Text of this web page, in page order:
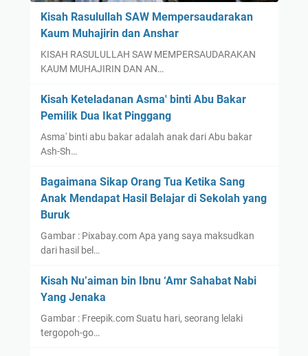
Kisah Rasulullah SAW Mempersaudarakan
Kaum Muhajirin dan Anshar
KISAH RASULULLAH SAW MEMPERSAUDARAKAN
KAUM MUHAJIRIN DAN AN…
Kisah Keteladanan Asma' binti Abu Bakar
Pemilik Dua Ikat Pinggang
Asma' binti abu bakar adalah anak dari Abu bakar
Ash-Sh…
Bagaimana Sikap Orang Tua Ketika Sang
Anak Mendapat Hasil Belajar di Sekolah yang
Buruk
Gambar : Pixabay.com Apa yang saya maksudkan
dari hasil bel…
Kisah Nu’aiman bin Ibnu ‘Amr Sahabat Nabi
Yang Jenaka
Gambar : Freepik.com Suatu hari, seorang lelaki
tergopoh-go…